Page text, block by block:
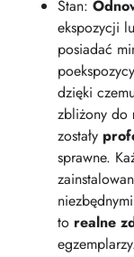
Stan:
ekspozycji
posiadać
dzięki
zbliżony do
zostały
sprawne.
to realne